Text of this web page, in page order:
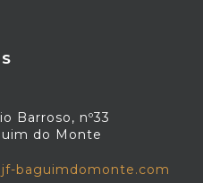
Barroso, nº33
do Monte
baguimdomonte.com